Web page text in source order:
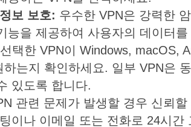
정보 보호: 우수한 VPN은 강력한
능을 제공하여 사용자의 데이터
선택한 VPN이 Windows, macOS,
하는지 확인하세요. 일부 VPN은
있도록 합니다.
관련 문제가 발생할 경우 신뢰
이나 이메일 또는 전화로 24시간